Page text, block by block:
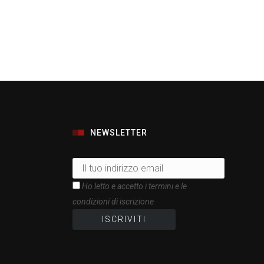
NEWSLETTER
Ho letto e accetto i termini e le
condizioni di iscrizione